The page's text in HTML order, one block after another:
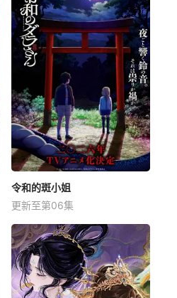
令和的斑小姐
更新至第06集